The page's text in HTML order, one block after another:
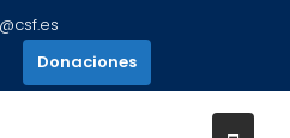
Donaciones